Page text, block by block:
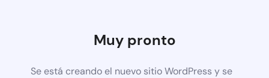
Muy pronto
Se está creando el nuevo sitio WordPress y se